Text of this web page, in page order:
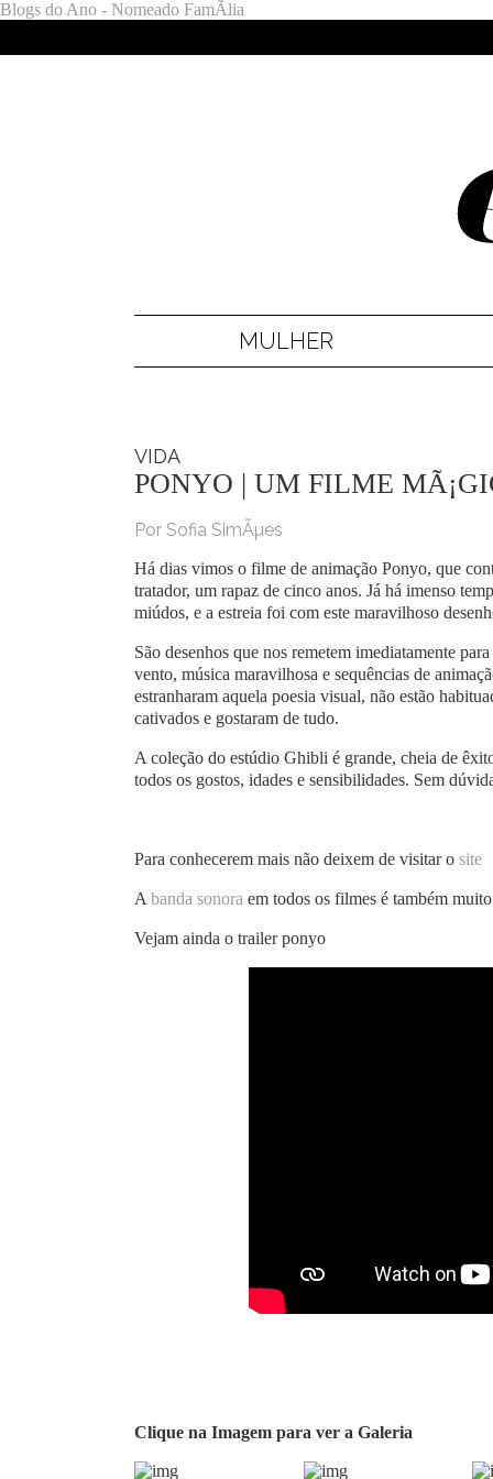
Blogs do Ano - Nomeado FamÃ­lia
MULHER
VIDA
PONYO | UM FILME
Por Sofia SimÃµes
Há dias vimos o filme de animação Ponyo, que
tratador, um rapaz de cinco anos. Já há imenso
miúdos, e a estreia foi com este maravilhoso
São desenhos que nos remetem imediatamente
vento, música maravilhosa e sequências de
estranharam aquela poesia visual, não estão
cativados e gostaram de tudo.
A coleção do estúdio Ghibli é grande, cheia de
todos os gostos, idades e sensibilidades. Sem
Para conhecerem mais não deixem de visitar o site
Abanda sonora em todos os filmes é também
Vejam ainda o trailer ponyo
Clique na Imagem para ver a Galeria